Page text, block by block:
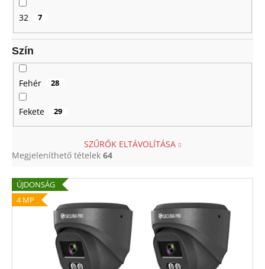
32 7
Szín
Fehér 28
Fekete 29
SZŰRŐK ELTÁVOLÍTÁSA
Megjeleníthető tételek 64
T
e
ÚJDONSÁG
4 MP